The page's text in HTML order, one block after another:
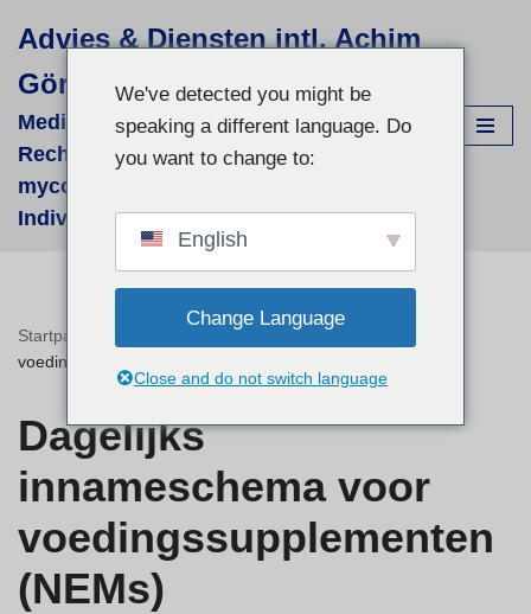
naar
de
inhoud
Advies & Diensten intl. Achim
Görner
Medizinisch-wissenschaftliche
Recherchen für supportive phyto- &
mycologische Therapien - fallbezogene
Individual-Recherchen und Beratung
Startpagina
Dagelijks innameschema voor
voedingssupplementen (NEMs)
Dagelijks
innameschema voor
voedingssupplementen
(NEMs)
We've detected you might be
speaking a different language. Do
you want to change to:
English
Change Language
Close and do not switch language